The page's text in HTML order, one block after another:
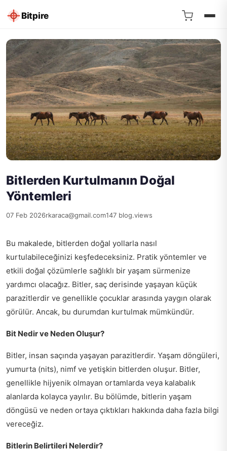
Bitpire
Bitlerden Kurtulmanın Doğal
Yöntemleri
07 Feb 2026rkaraca@gmail.com147 blog.views
Bu makalede, bitlerden doğal yollarla nasıl
kurtulabileceğinizi keşfedeceksiniz. Pratik yöntemler ve
etkili doğal çözümlerle sağlıklı bir yaşam sürmenize
yardımcı olacağız. Bitler, saç derisinde yaşayan küçük
parazitlerdir ve genellikle çocuklar arasında yaygın olarak
görülür. Ancak, bu durumdan kurtulmak mümkündür.
Bit Nedir ve Neden Oluşur?
Bitler, insan saçında yaşayan parazitlerdir. Yaşam döngüleri,
yumurta (nits), nimf ve yetişkin bitlerden oluşur. Bitler,
genellikle hijyenik olmayan ortamlarda veya kalabalık
alanlarda kolayca yayılır. Bu bölümde, bitlerin yaşam
döngüsü ve neden ortaya çıktıkları hakkında daha fazla bilgi
vereceğiz.
Bitlerin Belirtileri Nelerdir?